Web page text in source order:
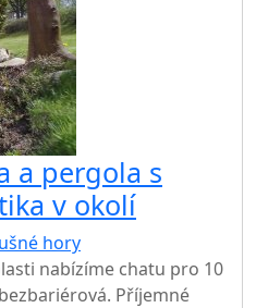
a pergola s
v okolí
hory
nabízíme chatu pro 10
Příjemné